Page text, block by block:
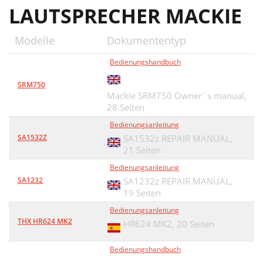
LAUTSPRECHER MACKIE
Modelle Dokumententyp
SRM750
Bedienungshandbuch
Mackie SRM750 Owner`s manual,
28 Seiten
SA1532Z
Bedienungsanleitung
SA1532z REPAIR MANUAL,
21 Seiten
SA1232
Bedienungsanleitung
SA1232z REPAIR MANUAL,
19 Seiten
THX HR624 MK2
Bedienungsanleitung
HR624 MK2, 20 Seiten
Bedienungshandbuch